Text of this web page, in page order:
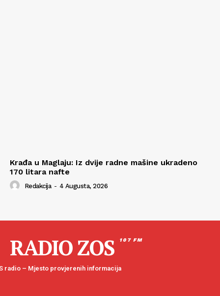
Krađa u Maglaju: Iz dvije radne mašine ukradeno
170 litara nafte
Redakcija - 4 Augusta, 2026
RADIO ZOS 107 FM
radio – Mjesto provjerenih informacija